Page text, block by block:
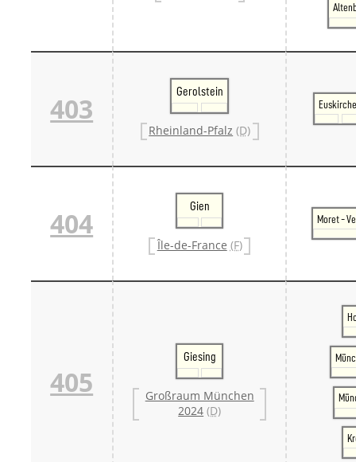
Weitere
Polen
403
Gerolstein
Rheinland-Pfalz (D)
404
Gien
Île-de-France (F)
Moret -
405
Giesing
Großraum München
2024 (D)